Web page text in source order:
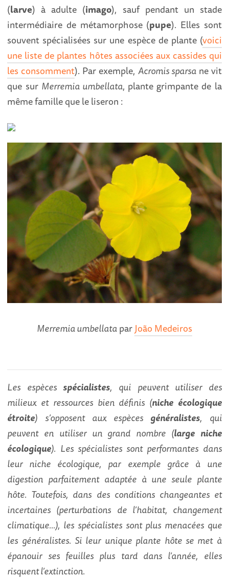
(larve) à adulte (imago), sauf pendant un stade
intermédiaire de métamorphose (pupe). Elles sont
souvent spécialisées sur une espèce de plante (voici
une liste de plantes hôtes associées aux cassides qui
les consomment). Par exemple, Acromis sparsane vit
que sur Merremia umbellata, plante grimpante de la
même famille que le liseron :
Merremia umbellataparJoão Medeiros
Les espècesspécialistes, qui peuvent utiliser des
milieux et ressources bien définis (niche écologique
étroite) s’opposent aux espèces généralistes, qui
peuvent en utiliser un grand nombre (large niche
écologique). Les spécialistes sont performantes dans
leur niche écologique, par exemple grâce à une
digestion parfaitement adaptée à une seule plante
hôte. Toutefois, dans des conditions changeantes et
incertaines (perturbations de l’habitat, changement
climatique…), les spécialistes sont plus menacées que
les généralistes. Si leur unique plante hôte se met à
épanouir ses feuilles plus tard dans l’année, elles
risquent l’extinction.